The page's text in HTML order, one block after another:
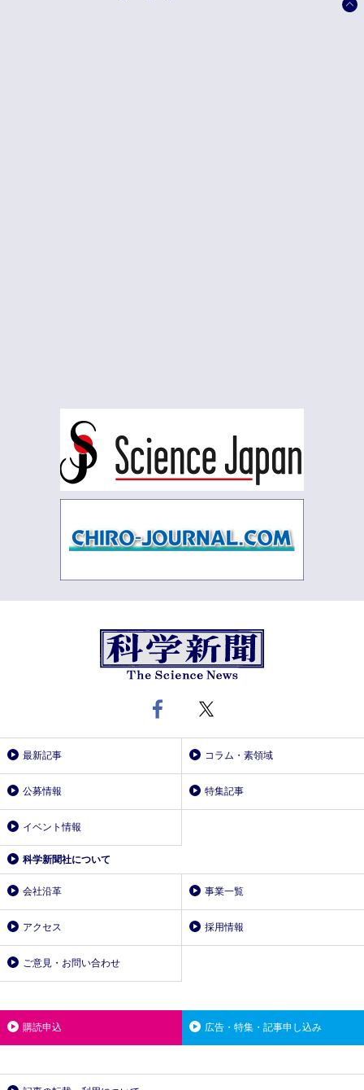
最新記事 コラム・素領域
公募情報 特集記事
イベント情報
科学新聞社について
会社沿革 事業一覧
アクセス 採用情報
ご意見・お問い合わせ
購読申込 広告・特集・記事申し込み